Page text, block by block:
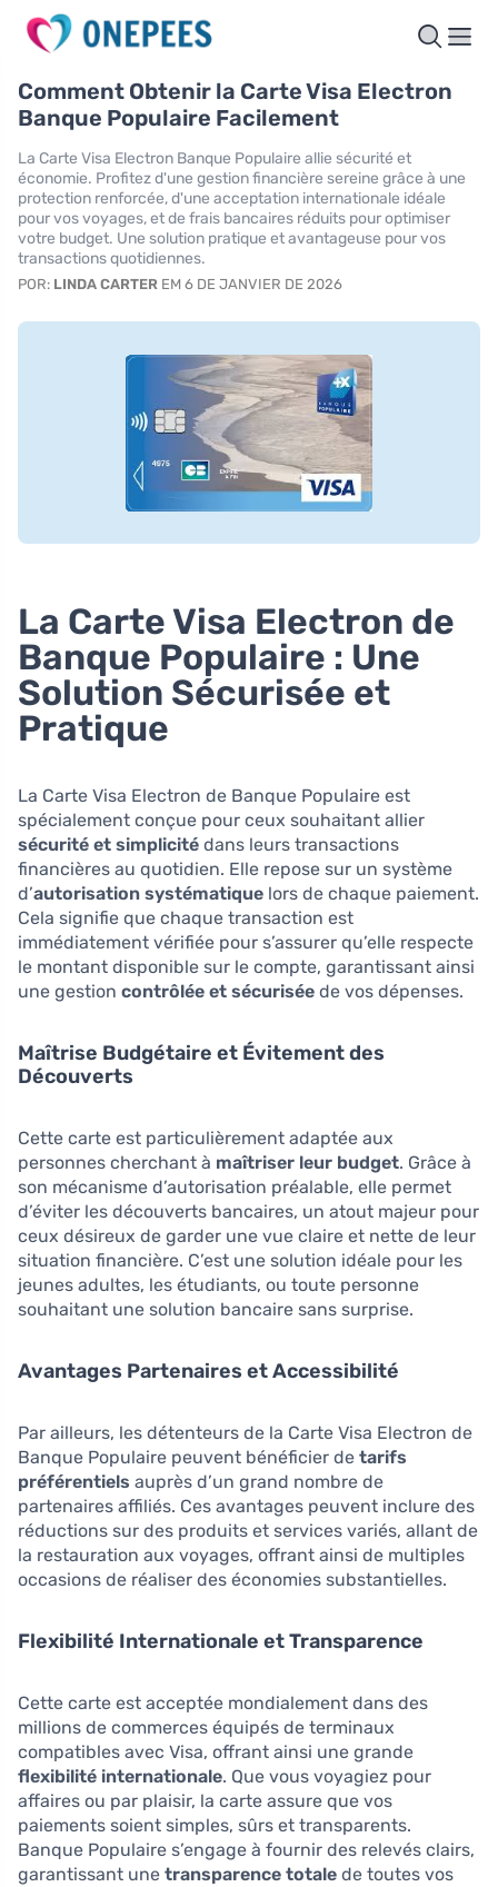
Comment Obtenir la Carte Visa Electron
Banque Populaire Facilement
La Carte Visa Electron Banque Populaire allie sécurité et
économie. Profitez d'une gestion financière sereine grâce à une
protection renforcée, d'une acceptation internationale idéale
pour vos voyages, et de frais bancaires réduits pour optimiser
votre budget. Une solution pratique et avantageuse pour vos
transactions quotidiennes.
POR: LINDA CARTER EM 6 DE JANVIER DE 2026
La Carte Visa Electron de
Banque Populaire : Une
Solution Sécurisée et
Pratique
La Carte Visa Electron de Banque Populaire est
spécialement conçue pour ceux souhaitant allier
sécurité et simplicité dans leurs transactions
financières au quotidien. Elle repose sur un système
d’autorisation systématique lors de chaque paiement.
Cela signifie que chaque transaction est
immédiatement vérifiée pour s’assurer qu’elle respecte
le montant disponible sur le compte, garantissant ainsi
une gestion contrôlée et sécurisée de vos dépenses.
Maîtrise Budgétaire et Évitement des
Découverts
Cette carte est particulièrement adaptée aux
personnes cherchant à maîtriser leur budget. Grâce à
son mécanisme d’autorisation préalable, elle permet
d’éviter les découverts bancaires, un atout majeur pour
ceux désireux de garder une vue claire et nette de leur
situation financière. C’est une solution idéale pour les
jeunes adultes, les étudiants, ou toute personne
souhaitant une solution bancaire sans surprise.
Avantages Partenaires et Accessibilité
Par ailleurs, les détenteurs de la Carte Visa Electron de
Banque Populaire peuvent bénéficier de tarifs
préférentiels auprès d’un grand nombre de
partenaires affiliés. Ces avantages peuvent inclure des
réductions sur des produits et services variés, allant de
la restauration aux voyages, offrant ainsi de multiples
occasions de réaliser des économies substantielles.
Flexibilité Internationale et Transparence
Cette carte est acceptée mondialement dans des
millions de commerces équipés de terminaux
compatibles avec Visa, offrant ainsi une grande
flexibilité internationale. Que vous voyagiez pour
affaires ou par plaisir, la carte assure que vos
paiements soient simples, sûrs et transparents.
Banque Populaire s’engage à fournir des relevés clairs,
garantissant une transparence totale de toutes vos